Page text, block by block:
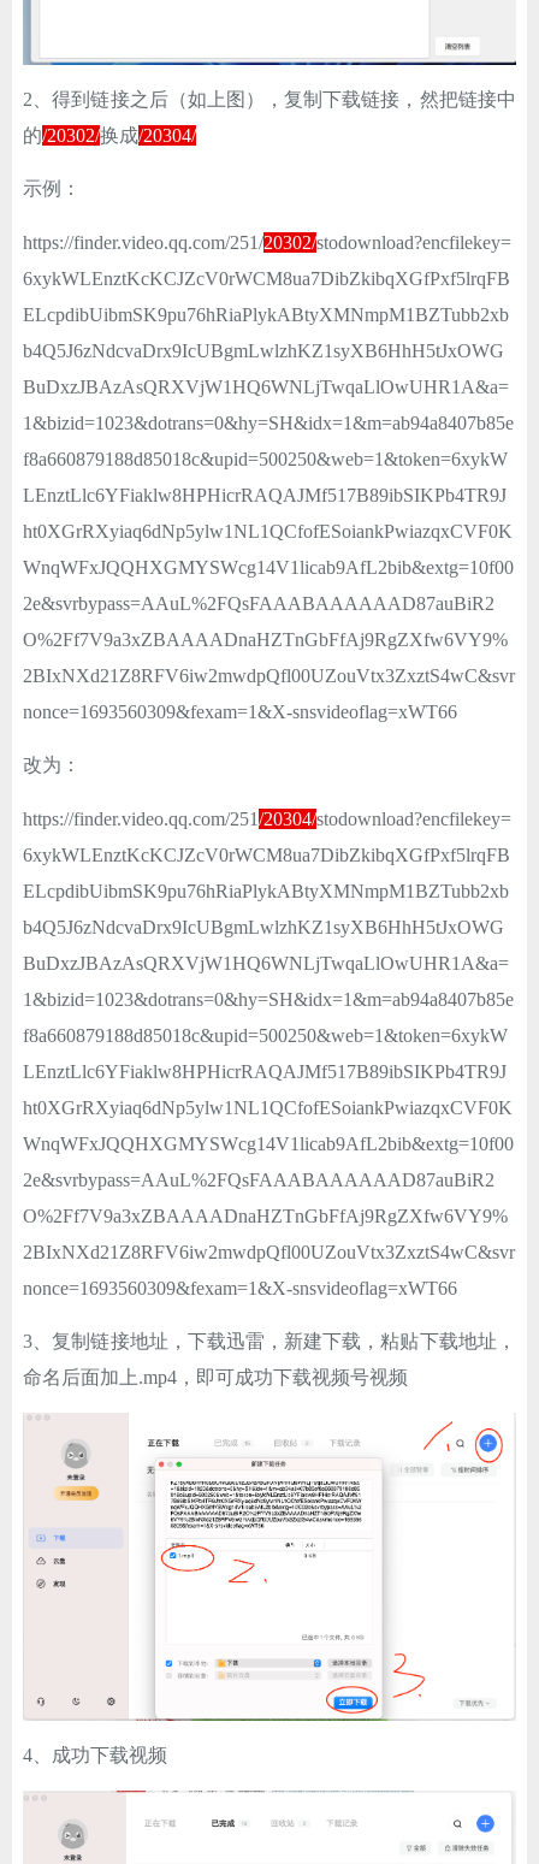
2、得到链接之后（如上图），复制下载链接，然把链接中
的/20302/换成/20304/
示例：
https://finder.video.qq.com/251/20302/stodownload?encfilekey=
6xykWLEnztKcKCJZcV0rWCM8ua7DibZkibqXGfPxf5lrqFB
ELcpdibUibmSK9pu76hRiaPlykABtyXMNmpM1BZTubb2xb
b4Q5J6zNdcvaDrx9IcUBgmLwlzhKZ1syXB6HhH5tJxOWG
BuDxzJBAzAsQRXVjW1HQ6WNLjTwqaLlOwUHR1A&a=
1&bizid=1023&dotrans=0&hy=SH&idx=1&m=ab94a8407b85e
f8a660879188d85018c&upid=500250&web=1&token=6xykW
LEnztLlc6YFiaklw8HPHicrRAQAJMf517B89ibSIKPb4TR9J
ht0XGrRXyiaq6dNp5ylw1NL1QCfofESoiankPwiazqxCVF0K
WnqWFxJQQHXGMYSWcg14V1licab9AfL2bib&extg=10f00
2e&svrbypass=AAuL%2FQsFAAABAAAAAAD87auBiR2
O%2Ff7V9a3xZBAAAADnaHZTnGbFfAj9RgZXfw6VY9%
2BIxNXd21Z8RFV6iw2mwdpQfl00UZouVtx3ZxztS4wC&svr
nonce=1693560309&fexam=1&X-snsvideoflag=xWT66
改为：
https://finder.video.qq.com/251/20304/stodownload?encfilekey=
6xykWLEnztKcKCJZcV0rWCM8ua7DibZkibqXGfPxf5lrqFB
ELcpdibUibmSK9pu76hRiaPlykABtyXMNmpM1BZTubb2xb
b4Q5J6zNdcvaDrx9IcUBgmLwlzhKZ1syXB6HhH5tJxOWG
BuDxzJBAzAsQRXVjW1HQ6WNLjTwqaLlOwUHR1A&a=
1&bizid=1023&dotrans=0&hy=SH&idx=1&m=ab94a8407b85e
f8a660879188d85018c&upid=500250&web=1&token=6xykW
LEnztLlc6YFiaklw8HPHicrRAQAJMf517B89ibSIKPb4TR9J
ht0XGrRXyiaq6dNp5ylw1NL1QCfofESoiankPwiazqxCVF0K
WnqWFxJQQHXGMYSWcg14V1licab9AfL2bib&extg=10f00
2e&svrbypass=AAuL%2FQsFAAABAAAAAAD87auBiR2
O%2Ff7V9a3xZBAAAADnaHZTnGbFfAj9RgZXfw6VY9%
2BIxNXd21Z8RFV6iw2mwdpQfl00UZouVtx3ZxztS4wC&svr
nonce=1693560309&fexam=1&X-snsvideoflag=xWT66
3、复制链接地址，下载迅雷，新建下载，粘贴下载地址，
命名后面加上.mp4，即可成功下载视频号视频
4、成功下载视频